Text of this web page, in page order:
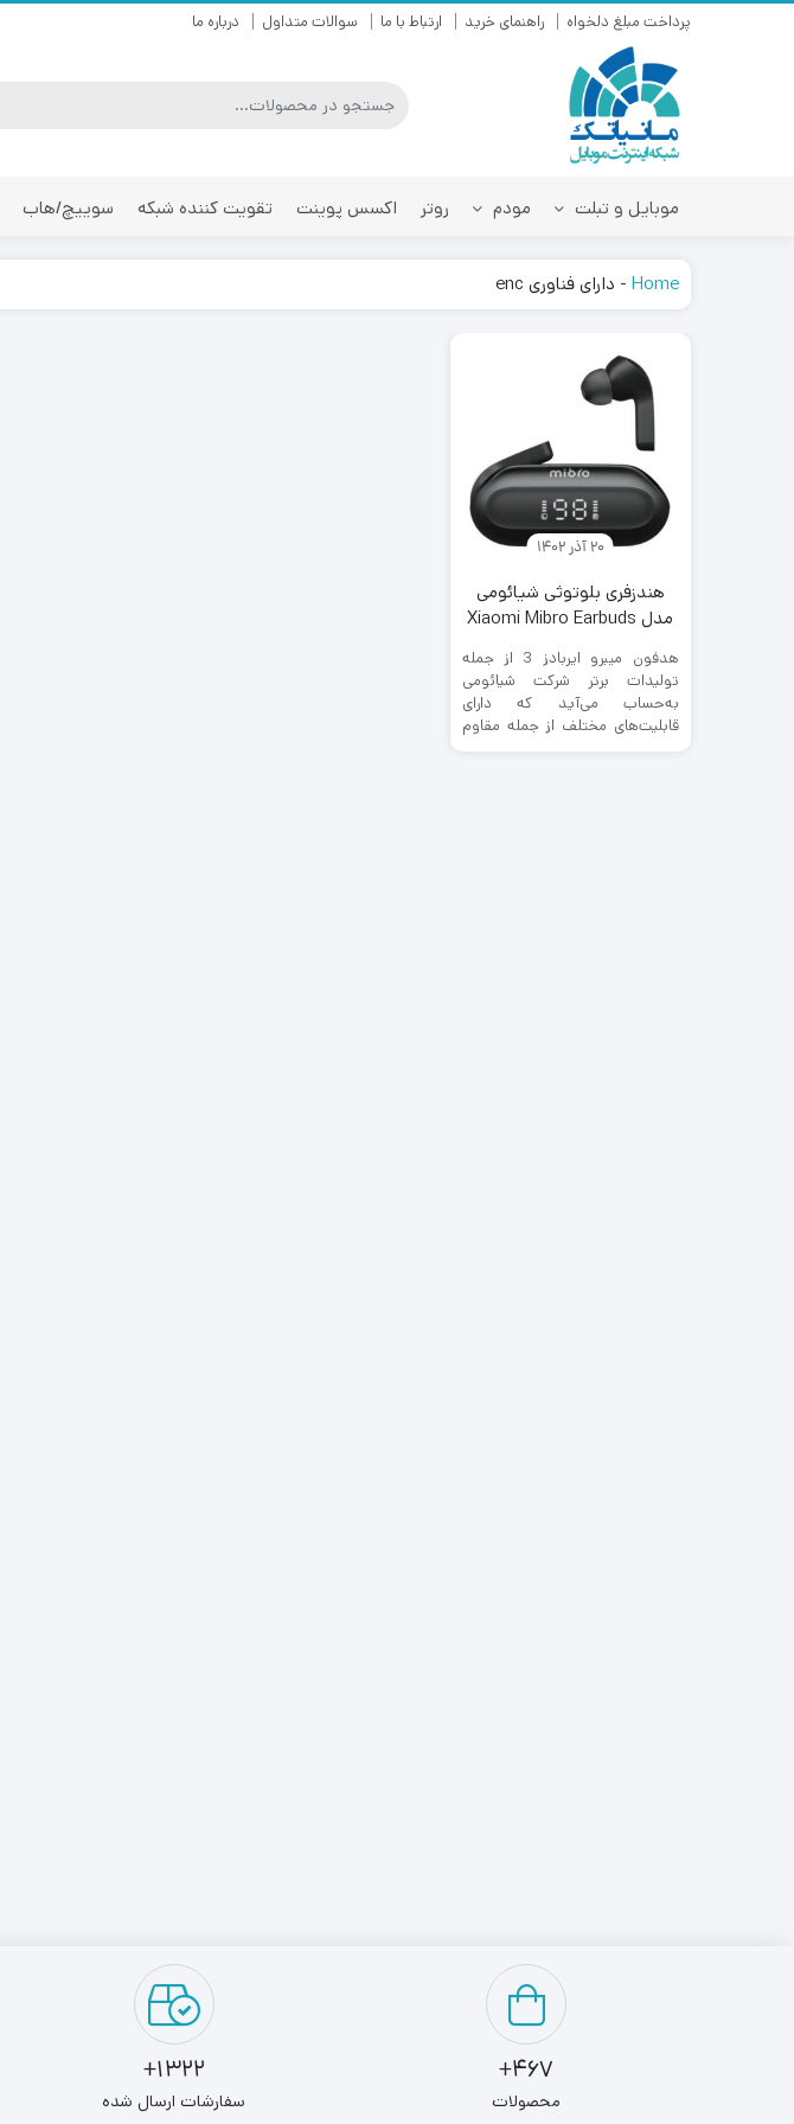
پرداخت مبلغ دلخواه راهنمای خرید ارتباط با ما سوالات متداول درباره ما
موبایل و تبلت مودم روتر اکسس پوینت تقویت کننده شبکه سوییچ/هاب
Home
- دارای فناوری enc
20 آذر 1402
هندزفری بلوتوثی شیائومی
مدل Xiaomi Mibro Earbuds
هدفون میبرو ایربادز 3 از جمله
تولیدات برتر شرکت شیائومی
به‌‌حساب می‌آید که دارای
قابلیت‌های مختلف از جمله مقاوم
467+
محصولات
1322+
سفارشات ارسال شده